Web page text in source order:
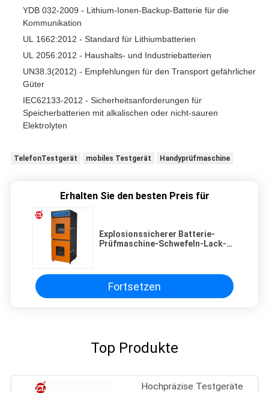
YDB 032-2009 - Lithium-Ionen-Backup-Batterie für die
Kommunikation
UL 1662:2012 - Standard für Lithiumbatterien
UL 2056:2012 - Haushalts- und Industriebatterien
UN38.3(2012) - Empfehlungen für den Transport gefährlicher
Güter
IEC62133-2012 - Sicherheitsanforderungen für
Speicherbatterien mit alkalischen oder nicht-sauren
Elektrolyten
TelefonTestgerät mobiles Testgerät Handyprüfmaschine
Erhalten Sie den besten Preis für
Explosionssicherer Batterie-
Prüfmaschine-Schwefeln-Lack-
Fortsetzen
Top Produkte
Hochpräzise Testgeräte